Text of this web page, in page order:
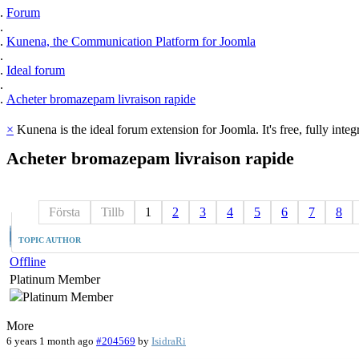
Forum
Kunena, the Communication Platform for Joomla
Ideal forum
Acheter bromazepam livraison rapide
× Kunena is the ideal forum extension for Joomla. It's free, fully
Acheter bromazepam livraison rapide
Första Tillb 1 2 3 4 5 6 7 8
TOPIC AUTHOR
Offline
Platinum Member
More
6 years 1 month ago #204569 by IsidraRi